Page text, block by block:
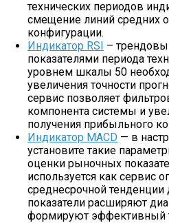
технических периодов
смещение линий средних
конфигурации.
Индикатор RSI –
показателями периода
уровнем шкалы 50
увеличения точности
сервис позволяет
компонента системы и
получения прибыльного
Индикатор MACD — в
установите такие
оценки рыночных
используется как сервис
среднесрочной
показатели расширяют
формируют эффективный